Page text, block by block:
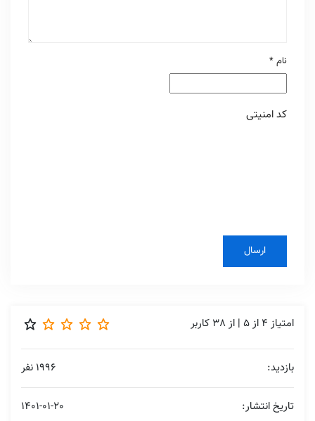
نام *
کد امنیتی
امتیاز 4 از5 | از38 کاربر
بازدید: 1996 نفر
تاریخ انتشار: 1401-01-20